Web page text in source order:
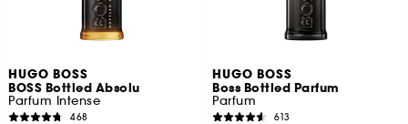
HUGO BOSS
BOSS Bottled Absolu
Parfum Intense
468
HUGO BOSS
Boss Bottled Parfum
Parfum
613